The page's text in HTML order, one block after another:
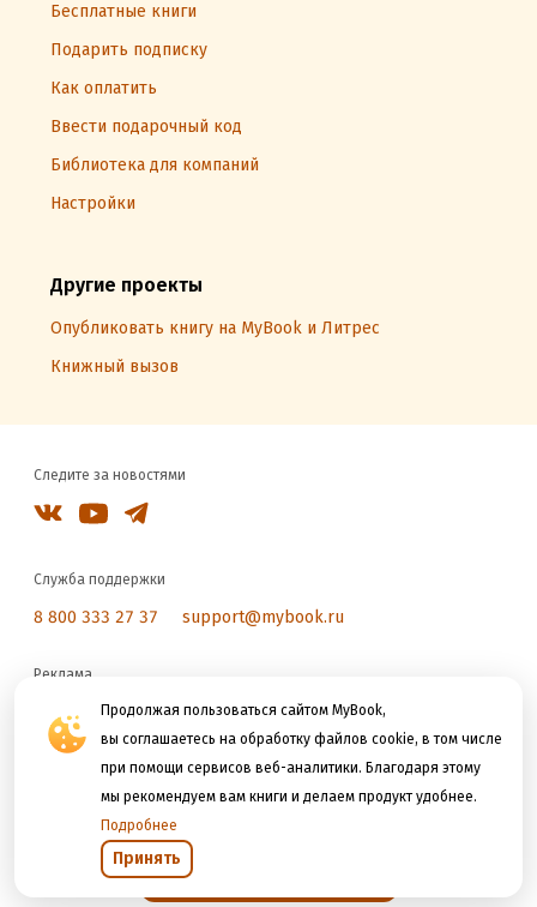
Продолжая пользоваться сайтом MyBook,
вы соглашаетесь на обработку файлов cookie, в том числе
при помощи сервисов веб-аналитики. Благодаря этому
мы рекомендуем вам книги и делаем продукт удобнее.
Подробнее
Принять
Бесплатные книги
Подарить подписку
Как оплатить
Ввести подарочный код
Библиотека для компаний
Настройки
Другие проекты
Опубликовать книгу на MyBook и Литрес
Книжный вызов
Следите за новостями
Служба поддержки
8 800 333 27 37 support@mybook.ru
Реклама
reklama@litres.ru
Мы принимаем к оплате
Открыть в приложении